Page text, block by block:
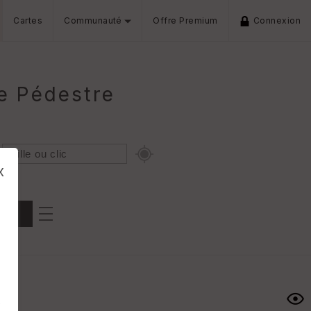
Cartes Communauté Offre Premium Connexion
Pédestre